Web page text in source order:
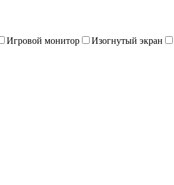
Игровой монитор Изогнутый экран